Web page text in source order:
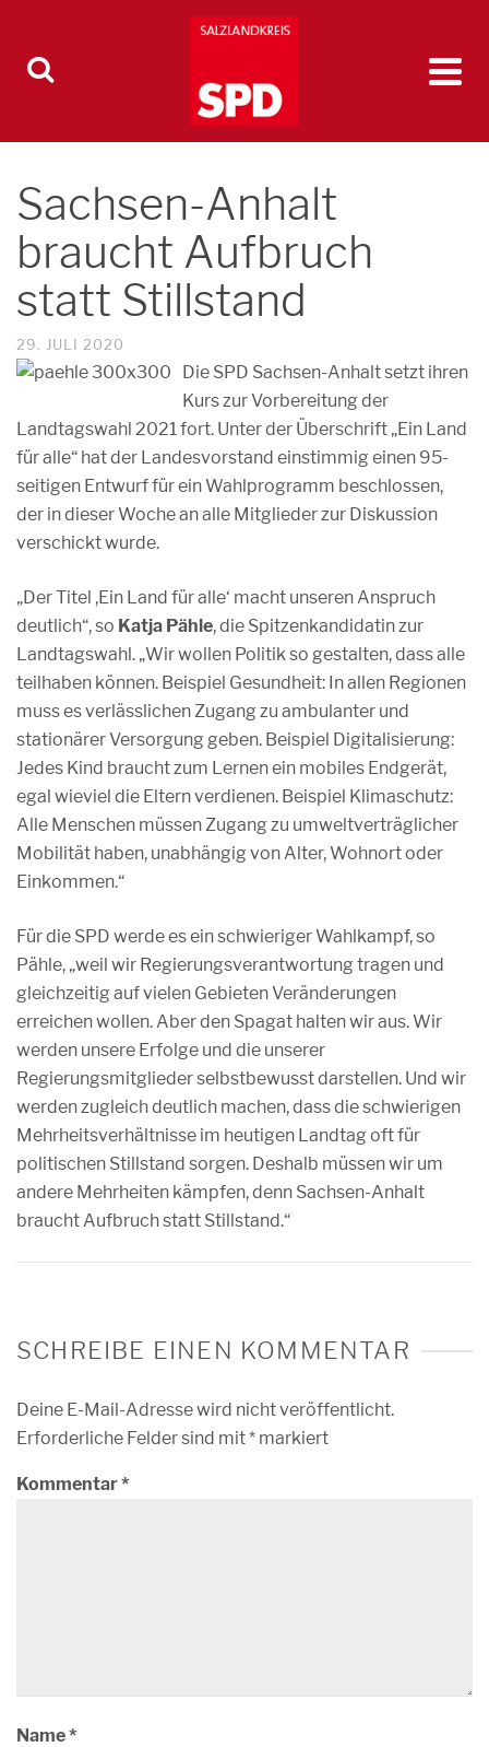
Sachsen-Anhalt
braucht Aufbruch
statt Stillstand
29. JULI 2020
Die SPD Sachsen-Anhalt setzt ihren
Kurs zur Vorbereitung der
Landtagswahl 2021 fort. Unter der Überschrift „Ein Land
für alle“ hat der Landesvorstand einstimmig einen 95-
seitigen Entwurf für ein Wahlprogramm beschlossen,
der in dieser Woche an alle Mitglieder zur Diskussion
verschickt wurde.
„Der Titel ,Ein Land für alle‘ macht unseren Anspruch
deutlich“, so Katja Pähle, die Spitzenkandidatin zur
Landtagswahl. „Wir wollen Politik so gestalten, dass alle
teilhaben können. Beispiel Gesundheit: In allen Regionen
muss es verlässlichen Zugang zu ambulanter und
stationärer Versorgung geben. Beispiel Digitalisierung:
Jedes Kind braucht zum Lernen ein mobiles Endgerät,
egal wieviel die Eltern verdienen. Beispiel Klimaschutz:
Alle Menschen müssen Zugang zu umweltverträglicher
Mobilität haben, unabhängig von Alter, Wohnort oder
Einkommen.“
Für die SPD werde es ein schwieriger Wahlkampf, so
Pähle, „weil wir Regierungsverantwortung tragen und
gleichzeitig auf vielen Gebieten Veränderungen
erreichen wollen. Aber den Spagat halten wir aus. Wir
werden unsere Erfolge und die unserer
Regierungsmitglieder selbstbewusst darstellen. Und wir
werden zugleich deutlich machen, dass die schwierigen
Mehrheitsverhältnisse im heutigen Landtag oft für
politischen Stillstand sorgen. Deshalb müssen wir um
andere Mehrheiten kämpfen, denn Sachsen-Anhalt
braucht Aufbruch statt Stillstand.“
SCHREIBE EINEN KOMMENTAR
Deine E-Mail-Adresse wird nicht veröffentlicht.
Erforderliche Felder sind mit* markiert
Kommentar*
Name*